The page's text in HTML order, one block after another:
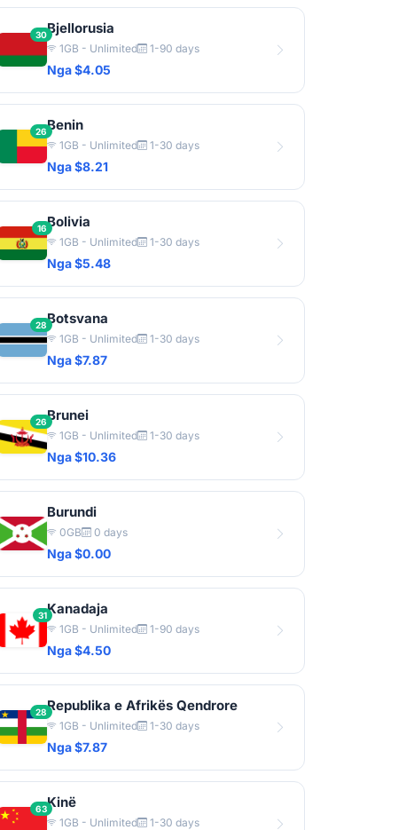
30Bjellorusia
1GB - Unlimited 1-90 days
Nga $4.05
26Benin
1GB - Unlimited 1-30 days
Nga $8.21
16Bolivia
1GB - Unlimited 1-30 days
Nga $5.48
28Botsvana
1GB - Unlimited 1-30 days
Nga $7.87
26Brunei
1GB - Unlimited 1-30 days
Nga $10.36
Burundi
0GB 0 days
Nga $0.00
31Kanadaja
1GB - Unlimited 1-90 days
Nga $4.50
28Republika e Afrikës Qendrore
1GB - Unlimited 1-30 days
Nga $7.87
63Kinë
1GB - Unlimited 1-30 days